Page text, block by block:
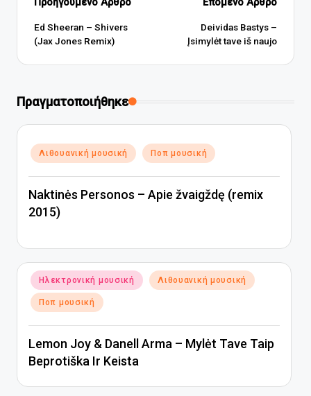
Πλοήγηση
δημοσιεύσεων
Προηγούμενο Άρθρο
Ed Sheeran – Shivers
(Jax Jones Remix)
Επόμενο Άρθρο
Deividas Bastys –
Įsimylėt tave iš naujo
Πραγματοποιήθηκε
Αναρτήθηκε
σε
Λιθουανική μουσική Ποπ μουσική
Naktinės Personos – Apie žvaigždę (remix
2015)
Αναρτήθηκε
σε
Ηλεκτρονική μουσική Λιθουανική μουσική
Ποπ μουσική
Lemon Joy & Danell Arma – Mylėt Tave Taip
Beprotiška Ir Keista